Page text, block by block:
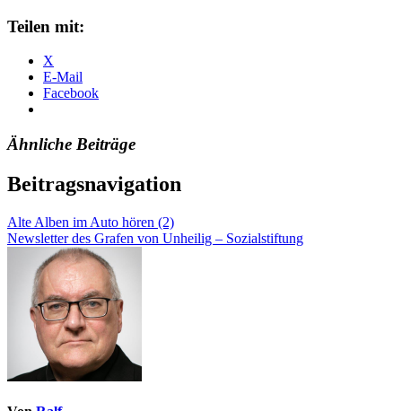
Teilen mit:
X
E-Mail
Facebook
Ähnliche Beiträge
Beitragsnavigation
Alte Alben im Auto hören (2)
Newsletter des Grafen von Unheilig – Sozialstiftung